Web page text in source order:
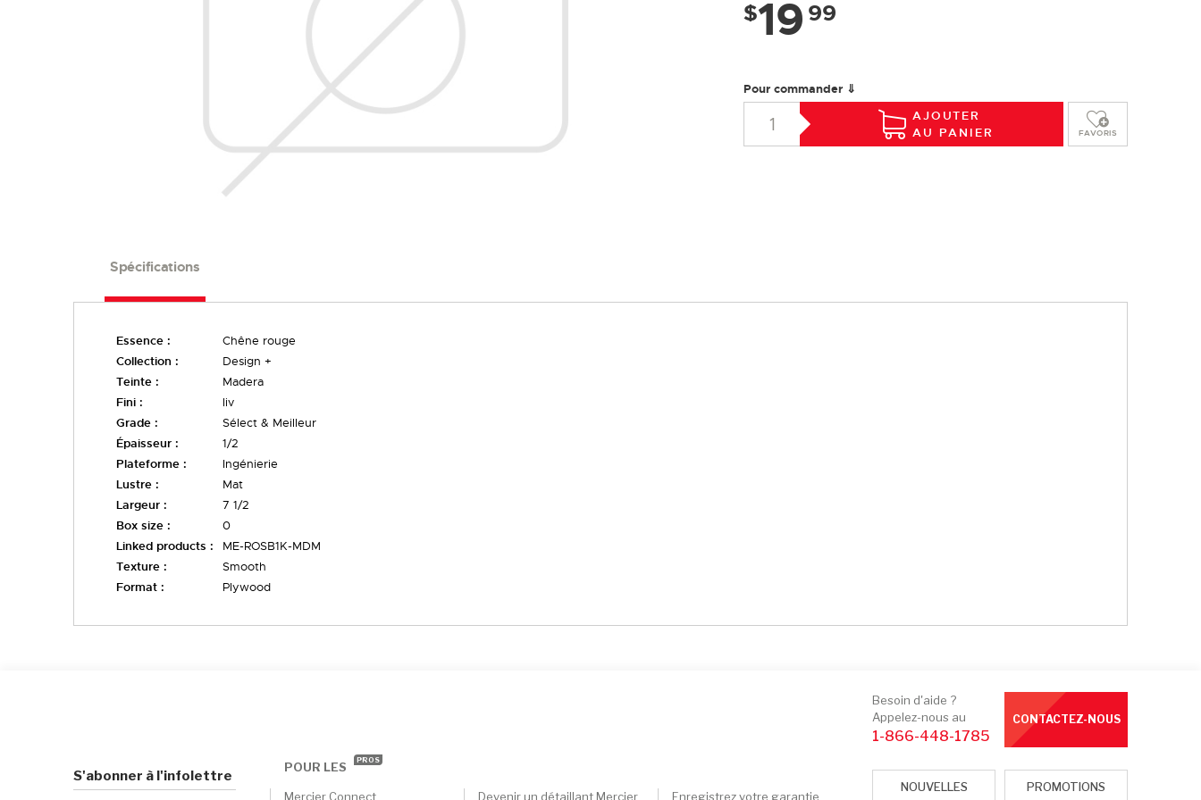
Installation
$19 99
Pour commander ⇓
AJOUTER
AU PANIER
FAVORIS
Spécifications
Essence :
Chêne rouge
Collection :
Design +
Teinte :
Madera
Fini :
liv
Grade :
Sélect & Meilleur
Épaisseur :
1/2
Plateforme :
Ingénierie
Lustre :
Mat
Largeur :
7 1/2
Box size :
0
Linked products :
ME-ROSB1K-MDM
Texture :
Smooth
Format :
Plywood
S'abonner à l'infolettre
POUR LES PROS
Mercier Connect Devenir un détaillant Mercier Enregistrez votre garantie
Besoin d'aide ?
Appelez-nous au
1-866-448-1785
CONTACTEZ-NOUS
NOUVELLES PROMOTIONS